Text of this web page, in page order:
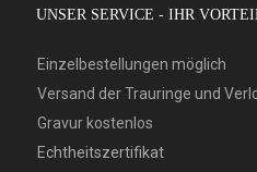
UNSER SERVICE - IHR
Einzelbestellungen möglich
Versand der Trauringe und
Gravur kostenlos
Echtheitszertifikat